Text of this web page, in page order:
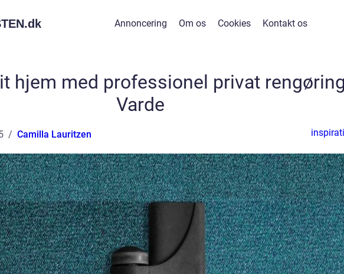
dk Annoncering Om os Cookies Kontakt os
hjem med professionel privat
Varde
Camilla Lauritzen